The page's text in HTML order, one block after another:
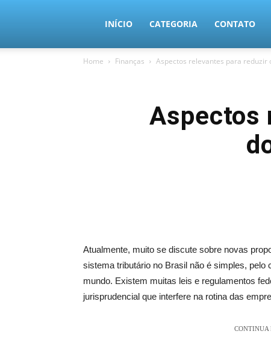
MundoTec
INÍCIO CATEGORIA CONTATO
Home Finanças Aspectos relevantes para reduzir
Aspectos
Atualmente, muito se discute sobre novas
sistema tributário no Brasil não é simples,
mundo. Existem muitas leis e regulamentos
jurisprudencial que interfere na rotina das
CONTINUA